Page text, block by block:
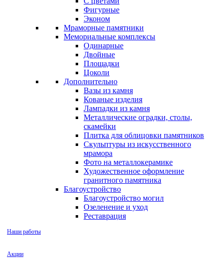
Фигурные
Эконом
Мраморные памятники
Мемориальные комплексы
Одинарные
Двойные
Площадки
Цоколи
Дополнительно
Вазы из камня
Кованые изделия
Лампадки из камня
Металлические оградки, столы,
скамейки
Плитка для облицовки памятников
Скульптуры из искусственного
мрамора
Фото на металлокерамике
Художественное оформление
гранитного памятника
Благоустройство
Благоустройство могил
Озеленение и уход
Реставрация
Наши работы
Акции